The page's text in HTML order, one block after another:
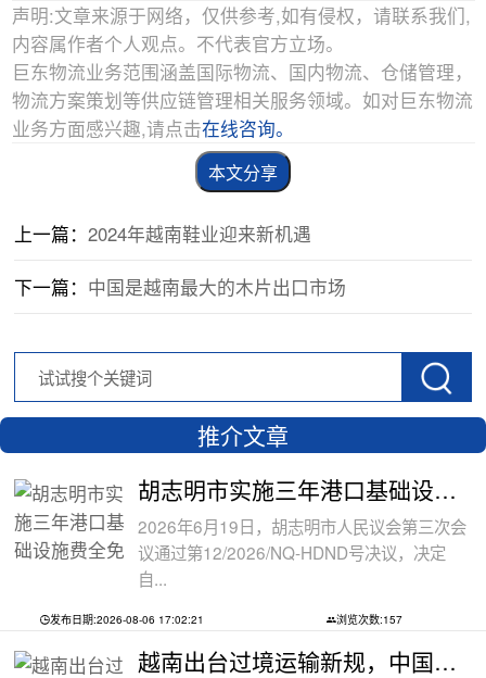
声明:文章来源于网络，仅供参考,如有侵权，请联系我们,
内容属作者个人观点。不代表官方立场。
巨东物流业务范围涵盖国际物流、国内物流、仓储管理，
物流方案策划等供应链管理相关服务领域。如对巨东物流
业务方面感兴趣,请点击在线咨询。
本文分享
上一篇：2024年越南鞋业迎来新机遇
下一篇： 中国是越南最大的木片出口市场
推介文章
胡志明市实施三年港口基础设施费全免政
2026年6月19日，胡志明市人民议会第三次会
议通过第12/2026/NQ-HDND号决议，决定
自...
发布日期:2026-08-06 17:02:21 浏览次数:157
越南出台过境运输新规，中国货物中转通